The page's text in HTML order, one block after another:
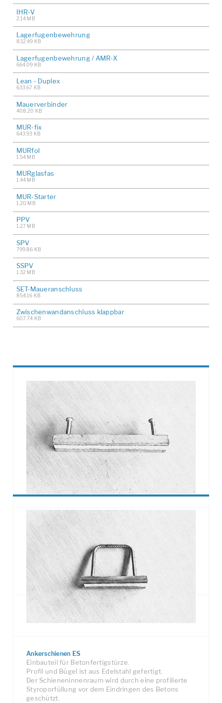
Ankerschienen
Ankerschienen sind verlegefertig mit Streifenfüllung
und Nagellöchern ausgestattet.
Auf fertige Längen produzierte Teile mit min. 2
Ankern. Längen 100 - 350 mm.
Fixlängen und Sonderlängen.
Ankerschienen ES
Einbauteil für Betonfertigstürze.
Profil und Bügel ist aus Edelstahl gefertigt.
Der Schieneninnenraum wird durch eine profilierte
Styroporfüllung vor dem Eindringen des Betons
geschützt.
IHR-V
2.14 MB
Lagerfugenbewehrung
832.49 KB
Lagerfugenbewehrung / AMR-X
664.09 KB
Lean - Duplex
633.67 KB
Mauerverbinder
408.20 KB
MUR-fix
643.93 KB
MURfol
1.54 MB
MURglasfas
1.44 MB
MUR-Starter
1.20 MB
PPV
1.27 MB
SPV
799.86 KB
SSPV
1.32 MB
SET-Maueranschluss
854.16 KB
Zwischenwandanschluss klappbar
607.74 KB